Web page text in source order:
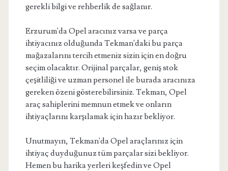
gerekli bilgi ve rehberlik de sağlanır.
Erzurum'da Opel aracınız varsa ve parça
ihtiyacınız olduğunda Tekman'daki bu parça
mağazalarını tercih etmeniz sizin için en doğru
seçim olacaktır. Orijinal parçalar, geniş stok
çeşitliliği ve uzman personel ile burada aracınıza
gereken özeni gösterebilirsiniz. Tekman, Opel
araç sahiplerini memnun etmek ve onların
ihtiyaçlarını karşılamak için hazır bekliyor.
Unutmayın, Tekman'da Opel araçlarınız için
ihtiyaç duyduğunuz tüm parçalar sizi bekliyor.
Hemen bu harika yerleri keşfedin ve Opel